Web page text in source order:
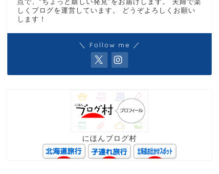
点で、“ちょっと嬉しい発見”をお届けします。 夫婦で楽
しくブログを運営しています。 どうぞよろしくお願い
します！
＼ Follow me ／
にほんブログ村